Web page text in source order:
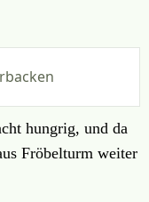
hungrig, und da
Fröbelturm weiter